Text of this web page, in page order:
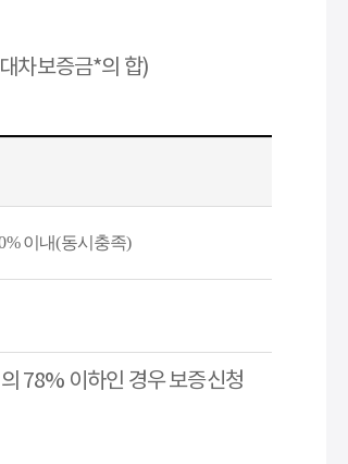
차보증금*의 합)
이내(동시충족)
78% 이하인 경우 보증신청